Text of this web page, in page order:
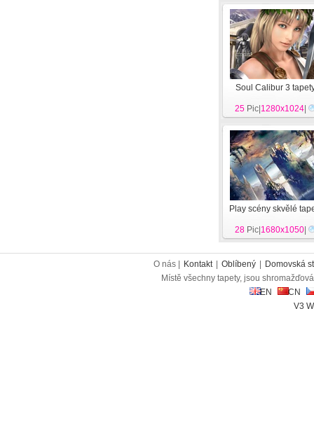
Soul Calibur 3
25 Pic| 1280x1024
Play scény skvělé
28 Pic| 1680x1050
O nás | Kontakt Oblíbený
Domovská
Místě všechny tapety, jsou
EN
CN
V3